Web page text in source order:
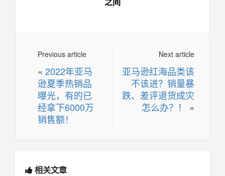
Next article
亚马逊红海品类该
不该进？销量暴
跌、差评退货成灾
怎么办？！
»
Previous article
« 2022年亚马
逊夏季热销品
曝光，有的已
经拿下6000万
销售额！
相关文章